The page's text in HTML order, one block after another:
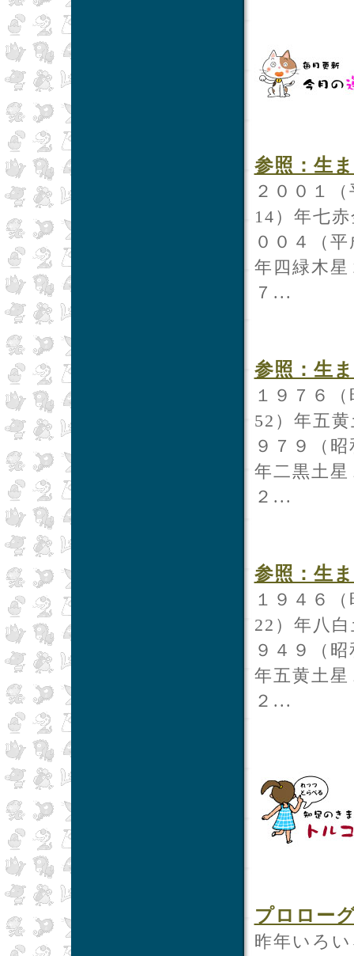
参照：生
２００１
14）年七
００４（
年四緑木
７...
参照：生
１９７６
52）年五
９７９（
年二黒土
２...
参照：生
１９４６
22）年八
９４９（
年五黄土
２...
プロロー
昨年いろ